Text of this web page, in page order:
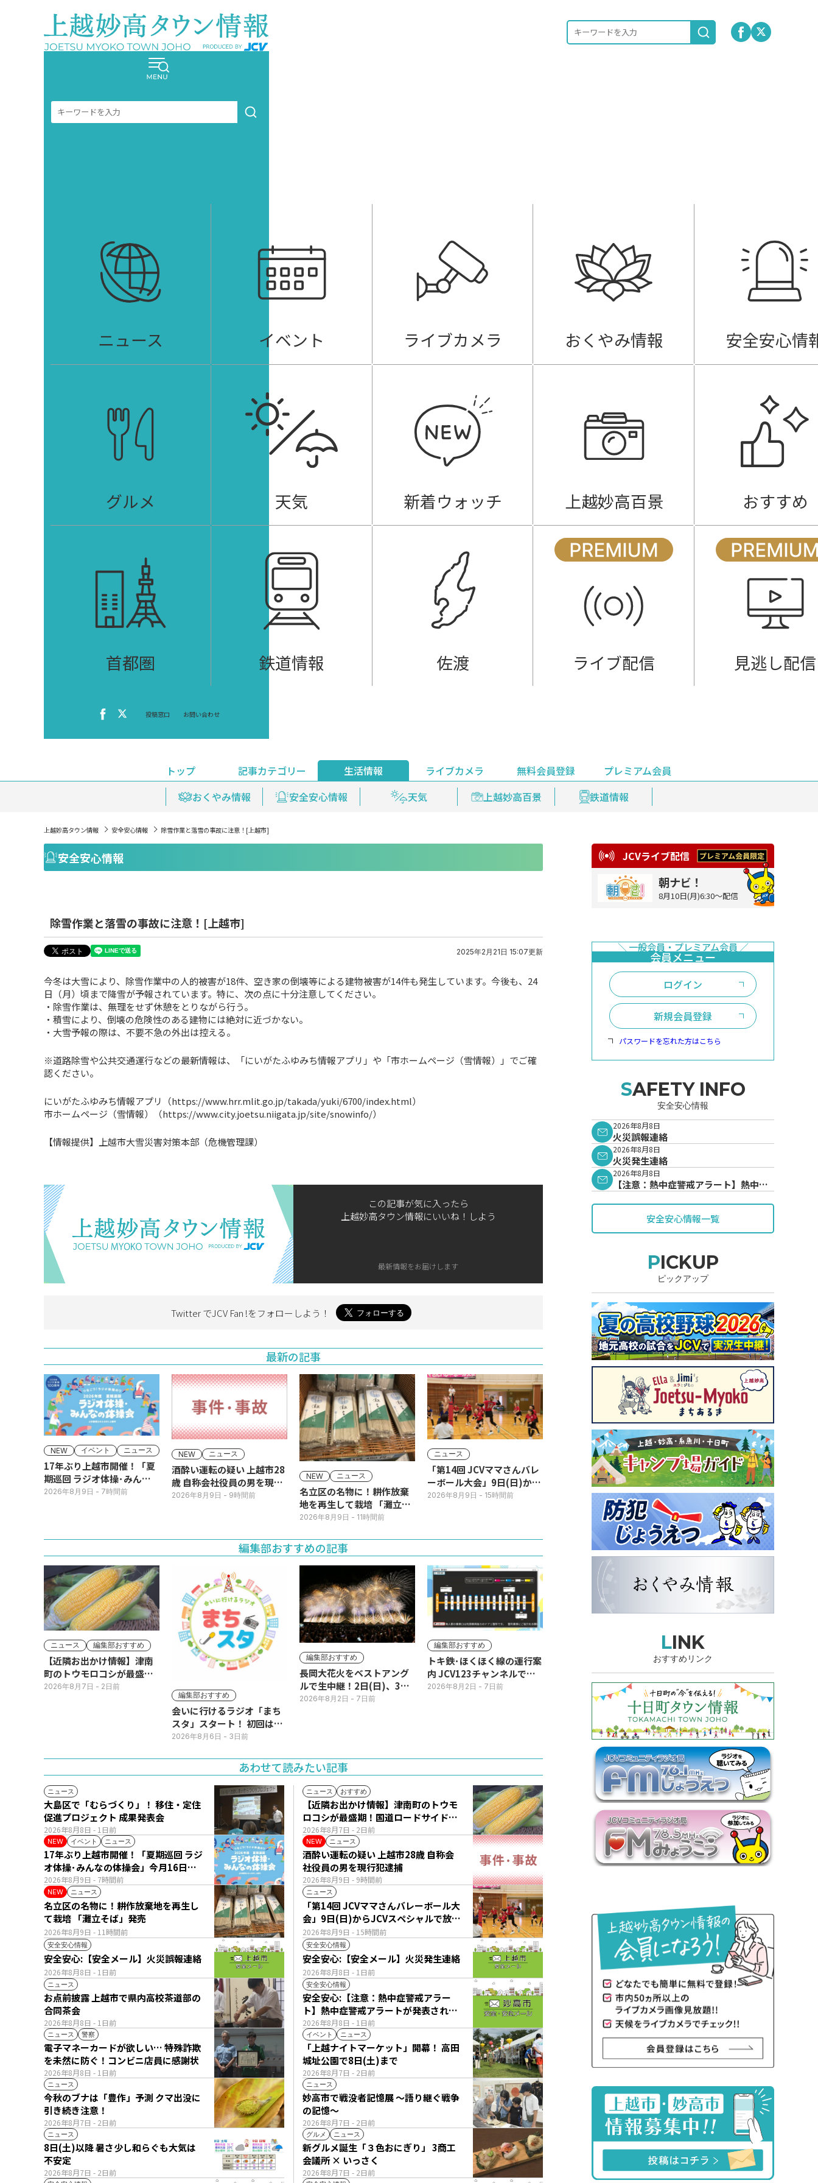
ニュース イベント ライブカメラ おくやみ情報 安全安心情
グルメ 天気 新着ウォッチ 上越妙高百景 おすすめ
首都圏 鉄道情報 佐渡 ライブ配信 見逃し配信
投稿窓口 お問い合わせ
トップ
記事カテゴリー
ニュース
イベント 新着ウォッチ 編集部おすすめ
生活情報
おくやみ情報
安全安心情報 天気 上越妙高百景 鉄道情報
ライブカメラ 無料会員登録
プレミアム会員
ライブ配信
見逃し配信 プレミアム会員登録
上越妙高タウン情報 安全安心情報 除雪作業と落雪の事故に注意！[上越市]
安全安心情報
除雪作業と落雪の事故に注意！[上越市]
2025年2月21日 15:07更新
今冬は大雪により、除雪作業中の人的被害が18件、空き家の倒壊等による建物被害が14件も発生しています。今後も、24
日（月）頃まで降雪が予報されています。特に、次の点に十分注意してください。
・除雪作業は、無理をせず休憩をとりながら行う。
・積雪により、倒壊の危険性のある建物には絶対に近づかない。
・大雪予報の際は、不要不急の外出は控える。
※道路除雪や公共交通運行などの最新情報は、「にいがたふゆみち情報アプリ」や「市ホームページ（雪情報）」でご確
認ください。
にいがたふゆみち情報アプリ（https://www.hrr.mlit.go.jp/takada/yuki/6700/index.html）
市ホームページ（雪情報）（https://www.city.joetsu.niigata.jp/site/snowinfo/）
【情報提供】上越市大雪災害対策本部（危機管理課）
この記事が気に入ったら
上越妙高タウン情報にいいね！しよう
最新情報をお届けします
Twitter でJCV Fan !をフォローしよう！
最新の記事
NEW イベント ニュース
17年ぶり上越市開催！「夏
期巡回 ラジオ体操･みんな
の体操会」今月16日(日)
2026年8月9日 - 7時間前
NEW ニュース
酒酔い運転の疑い 上越市28
歳 自称会社役員の男を現行
犯逮捕
2026年8月9日 - 9時間前
NEW ニュース
名立区の名物に！耕作放棄
地を再生して栽培 「灘立そ
ば」発売
2026年8月9日 - 11時間前
ニュース
「第14回 JCVママさんバレ
ーボール大会」9日(日)から
JCVスペシャルで放送！
2026年8月9日 - 15時間前
編集部おすすめの記事
ニュース 編集部おすすめ
【近隣お出かけ情報】津南
町のトウモロコシが最盛
期！国道ロードサイドの直
2026年8月7日 - 2日前
編集部おすすめ
会いに行けるラジオ「まち
スタ」スタート！ 初回は11
日(火･祝) 公開生放送
2026年8月6日 - 3日前
編集部おすすめ
長岡大花火をベストアング
ルで生中継！2日(日)、3日
(月)
2026年8月2日 - 7日前
編集部おすすめ
トキ鉄･ほくほく線の運行案
内 JCV123チャンネルで平
日毎朝表示
2026年8月2日 - 7日前
あわせて読みたい記事
ニュース
2026年8月8日 - 1日前
大島区で「むらづくり」！ 移住・定住
促進プロジェクト 成果発表会
ニュース おすすめ
2026年8月7日 - 2日前
【近隣お出かけ情報】津南町のトウモ
ロコシが最盛期！国道ロードサイドの
直売所は朝から長い列
NEW イベント ニュース
2026年8月9日 - 7時間前
17年ぶり上越市開催！「夏期巡回 ラジ
オ体操･みんなの体操会」今月16日
(日)
NEW ニュース
2026年8月9日 - 9時間前
酒酔い運転の疑い 上越市28歳 自称会
社役員の男を現行犯逮捕
NEW ニュース
2026年8月9日 - 11時間前
名立区の名物に！耕作放棄地を再生し
て栽培 「灘立そば」発売
ニュース
2026年8月9日 - 15時間前
「第14回 JCVママさんバレーボール大
会」9日(日)からJCVスペシャルで放
送！
安全安心情報
2026年8月8日 - 1日前
安全安心:【安全メール】火災誤報連絡
安全安心情報
2026年8月8日 - 1日前
安全安心:【安全メール】火災発生連絡
ニュース
2026年8月8日 - 1日前
お点前披露 上越市で県内高校茶道部の
合同茶会
安全安心情報
2026年8月8日 - 1日前
安全安心:【注意：熱中症警戒アラー
ト】熱中症警戒アラートが発表されて
います。
ニュース 警察
2026年8月8日 - 1日前
電子マネーカードが欲しい… 特殊詐欺
を未然に防ぐ！コンビニ店員に感謝状
イベント ニュース
2026年8月7日 - 2日前
「上越ナイトマーケット」開幕！ 高田
城址公園で8日(土)まで
ニュース
2026年8月7日 - 2日前
今秋のブナは「豊作」予測 クマ出没に
引き続き注意！
ニュース
2026年8月7日 - 2日前
妙高市で戦没者記憶展 ～語り継ぐ戦争
の記憶～
ニュース
2026年8月7日 - 2日前
8日(土)以降 暑さ少し和らぐも大気は
不安定
グルメ ニュース
2026年8月7日 - 2日前
新グルメ誕生「３色おにぎり」 3商工
会議所 × いっさく
JCVライブ配信
朝ナビ！
8月10日(月)6:30～配信
ログイン
新規会員登録
パスワードを忘れた方はこちら
SAFETY INFO
安全安心情報
2026年8月8日
火災誤報連絡
2026年8月8日
火災発生連絡
2026年8月8日
【注意：熱中症警戒アラート】熱中症
安全安心情報一覧
PICKUP
ピックアップ
LINK
おすすめリンク